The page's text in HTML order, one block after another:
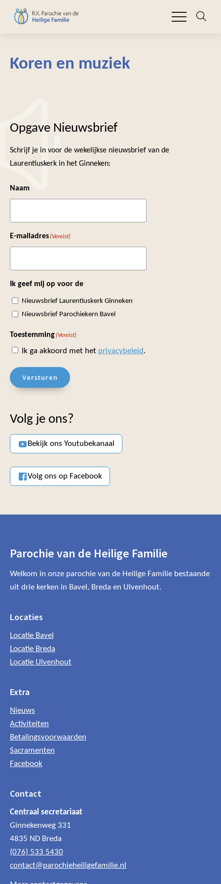
Koren en muziek
Opgave Nieuwsbrief
Schrijf je in voor de wekelijkse nieuwsbrief van de
Laurentiuskerk in het Ginneken:
Naam
E-mailadres (Vereist)
Ik geef mij op voor de
Nieuwsbrief Laurentiuskerk Ginneken
Nieuwsbrief Parochiekern Bavel
Toestemming (Vereist)
Ik ga akkoord met het privacybeleid.
Versturen
Volg je ons?
Bekijk ons Youtubekanaal
Volg ons op Facebook
Parochie van de Heilige Familie
Welkom in onze parochie van de Heilige Familie bestaande
uit drie kerken in Bavel, Breda en Ulvenhout.
Locaties
Locatie Bavel
Locatie Breda
Locatie Ulvenhout
Extra
Nieuws
Activiteiten
Betalingsvoorwaarden
Sacramenten
Facebook
Contact
Centraal secretariaat
Ginnekenweg 331
4835 ND Breda
(076) 533 5430
contact@parochieheiligefamilie.nl